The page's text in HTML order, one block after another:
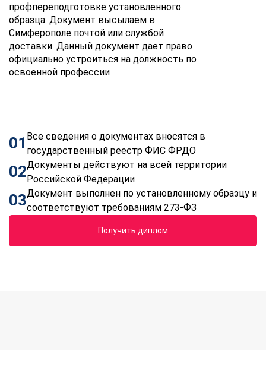
профпереподготовке установленного
образца. Документ высылаем в
Симферополе почтой или службой
доставки. Данный документ дает право
официально устроиться на должность по
освоенной профессии
01 Все сведения о документах вносятся в
государственный реестр ФИС ФРДО
02Документы действуют на всей территории
Российской Федерации
03Документ выполнен по установленному образцу и
соответствуют требованиям 273-ФЗ
Получить диплом